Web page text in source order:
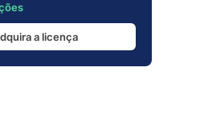
a licença